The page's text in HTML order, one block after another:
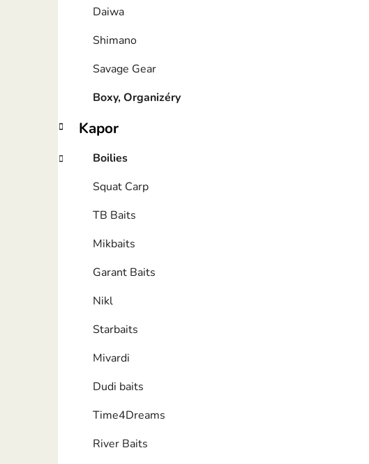
Daiwa
Shimano
Savage Gear
Boxy, Organizéry
Kapor
Boilies
Squat Carp
TB Baits
Mikbaits
Garant Baits
Nikl
Starbaits
Mivardi
Dudi baits
Time4Dreams
River Baits